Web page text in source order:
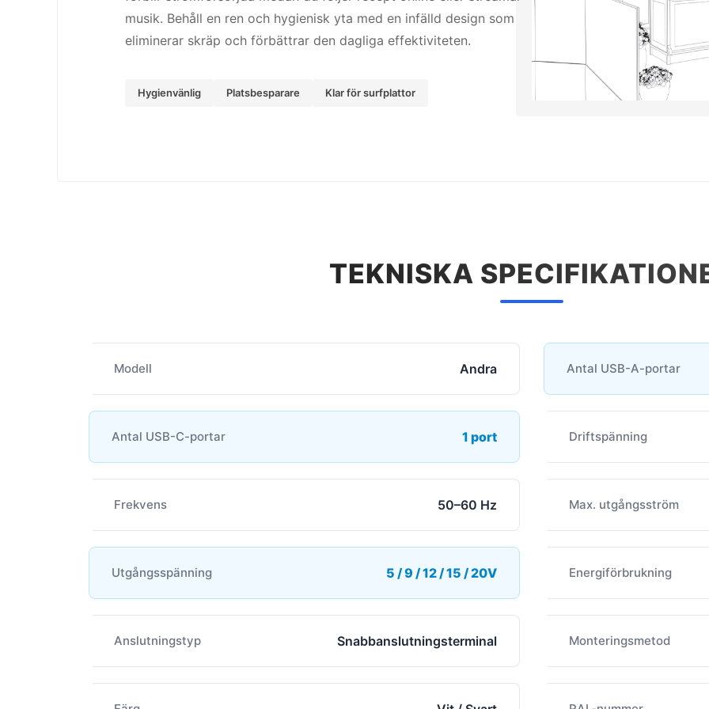
musik. Behåll en ren och hygienisk yta med en infälld design som
eliminerar skräp och förbättrar den dagliga effektiviteten.
Hygienvänlig Platsbesparare Klar för surfplattor
TEKNISKA
Modell Andra Antal USB-A-portar
Antal USB-C-portar 1 port Driftspänning
Frekvens 50–60 Hz Max. utgångsström
Utgångsspänning 5 / 9 / 12 / 15 / 20V Energiförbrukning
Anslutningstyp Snabbanslutningsterminal Monteringsmetod